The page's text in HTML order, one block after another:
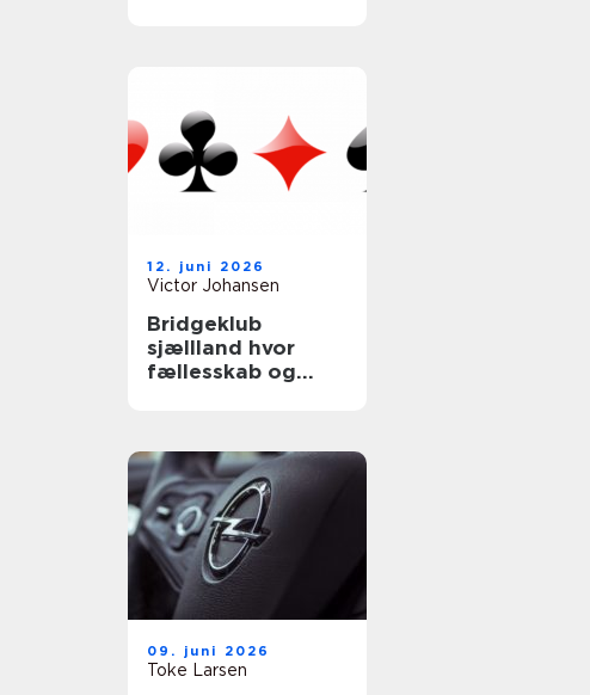
12. juni 2026
Victor Johansen
Bridgeklub
sjællland hvor
fællesskab og
09. juni 2026
Toke Larsen